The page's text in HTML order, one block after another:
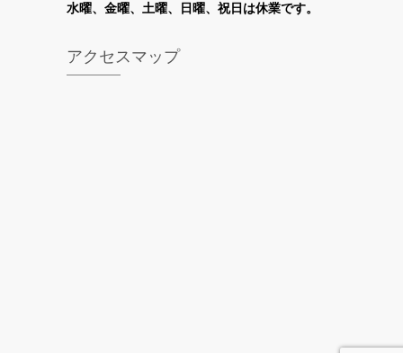
水曜、金曜、土曜、日曜、祝日は休業です。
アクセスマップ